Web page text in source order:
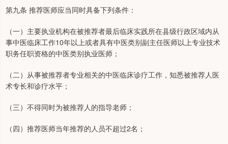
第九条 推荐医师应当同时具备下列条件：
（一）主要执业机构在被推荐者最后临床实践所在县级行政区域内从
事中医临床工作10年以上或者具有中医类别副主任医师以上专业技术
职务任职资格的中医类别执业医师；
（二）从事被推荐者专业相关的中医临床诊疗工作，知悉被推荐人医
术专长和诊疗水平；
（三）不得同时为被推荐人的指导老师；
（四）推荐医师当年推荐的人员不超过2名；